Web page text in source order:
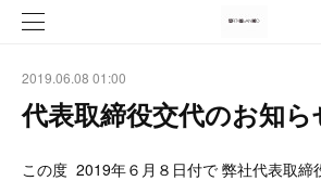
2019.06.08 01:00
代表取締役交代のお知ら
この度 2019年６月８日付で 弊社代表取締